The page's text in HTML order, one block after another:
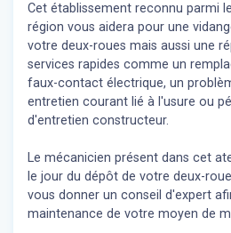
Cet établissement reconnu parmi
région vous aidera pour une
votre deux-roues mais aussi une
services rapides comme un
faux-contact électrique, un
entretien courant lié à l'usure ou
d'entretien constructeur.
Le mécanicien présent dans cet
le jour du dépôt de votre deux-
vous donner un conseil d'expert
maintenance de votre moyen de